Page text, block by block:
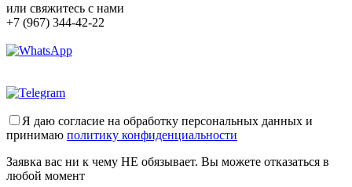
или свяжитесь с нами
+7 (967) 344-42-22
Я даю согласие на обработку персональных данных и
принимаю политику конфиденциальности
Заявка вас ни к чему НЕ обязывает. Вы можете отказаться в
любой момент